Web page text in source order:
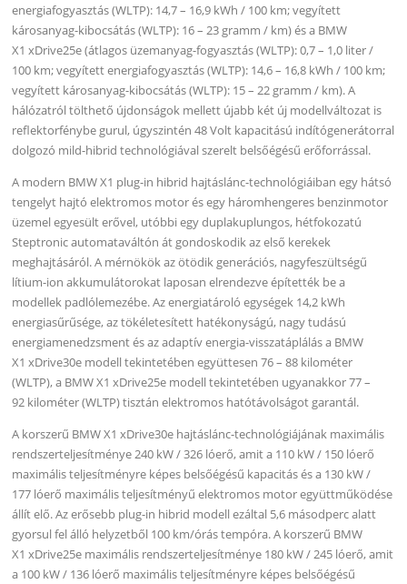
energiafogyasztás (WLTP): 14,7 – 16,9 kWh / 100 km; vegyített
károsanyag-kibocsátás (WLTP): 16 – 23 gramm / km) és a BMW
X1 xDrive25e (átlagos üzemanyag-fogyasztás (WLTP): 0,7 – 1,0 liter /
100 km; vegyített energiafogyasztás (WLTP): 14,6 – 16,8 kWh / 100 km;
vegyített károsanyag-kibocsátás (WLTP): 15 – 22 gramm / km). A
hálózatról tölthető újdonságok mellett újabb két új modellváltozat is
reflektorfénybe gurul, úgyszintén 48 Volt kapacitású indítógenerátorral
dolgozó mild-hibrid technológiával szerelt belsőégésű erőforrással.
A modern BMW X1 plug-in hibrid hajtáslánc-technológiáiban egy hátsó
tengelyt hajtó elektromos motor és egy háromhengeres benzinmotor
üzemel egyesült erővel, utóbbi egy duplakuplungos, hétfokozatú
Steptronic automataváltón át gondoskodik az első kerekek
meghajtásáról. A mérnökök az ötödik generációs, nagyfeszültségű
lítium-ion akkumulátorokat laposan elrendezve építették be a
modellek padlólemezébe. Az energiatároló egységek 14,2 kWh
energiasűrűsége, az tökéletesített hatékonyságú, nagy tudású
energiamenedzsment és az adaptív energia-visszatáplálás a BMW
X1 xDrive30e modell tekintetében együttesen 76 – 88 kilométer
(WLTP), a BMW X1 xDrive25e modell tekintetében ugyanakkor 77 –
92 kilométer (WLTP) tisztán elektromos hatótávolságot garantál.
A korszerű BMW X1 xDrive30e hajtáslánc-technológiájának maximális
rendszerteljesítménye 240 kW / 326 lóerő, amit a 110 kW / 150 lóerő
maximális teljesítményre képes belsőégésű kapacitás és a 130 kW /
177 lóerő maximális teljesítményű elektromos motor együttműködése
állít elő. Az erősebb plug-in hibrid modell ezáltal 5,6 másodperc alatt
gyorsul fel álló helyzetből 100 km/órás tempóra. A korszerű BMW
X1 xDrive25e maximális rendszerteljesítménye 180 kW / 245 lóerő, amit
a 100 kW / 136 lóerő maximális teljesítményre képes belsőégésű